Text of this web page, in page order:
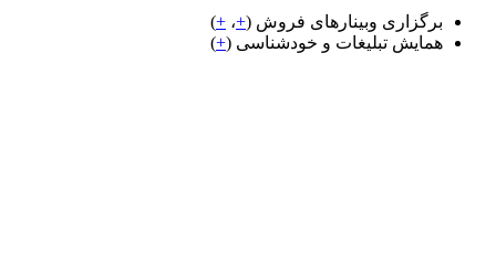
برگزاری وبینارهای فروش (+، +
)
همایش تبلیغات و خودشناسی (+
)